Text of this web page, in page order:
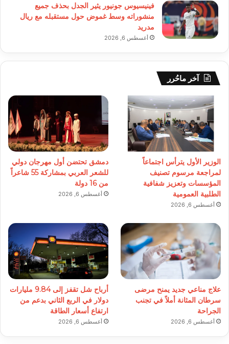
فينيسيوس جونيور يثير الجدل بحذف جميع
منشوراته وسط غموض حول مستقبله مع ريال
مدريد
أغسطس 6, 2026
آخر ماحُرر
الوزير الأول يترأس اجتماعاً
لمراجعة مرسوم تصنيف
المؤسسات وتعزيز شفافية
الطلبية العمومية
أغسطس 6, 2026
دمشق تحتضن أول مهرجان دولي
للشعر العربي بمشاركة 55 شاعراً
من 16 دولة
أغسطس 6, 2026
علاج مناعي جديد يمنح مرضى
سرطان المثانة أملاً في تجنب
الجراحة
أغسطس 6, 2026
أرباح شل تقفز إلى 9.84 مليارات
دولار في الربع الثاني بدعم من
ارتفاع أسعار الطاقة
أغسطس 6, 2026